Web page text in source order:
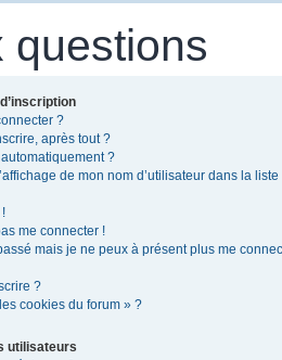
questions
?
après tout ?
?
de mon nom d’utilisateur dans la liste
me connecter !
mais je ne peux à présent plus me
?
cookies du forum » ?
utilisateurs